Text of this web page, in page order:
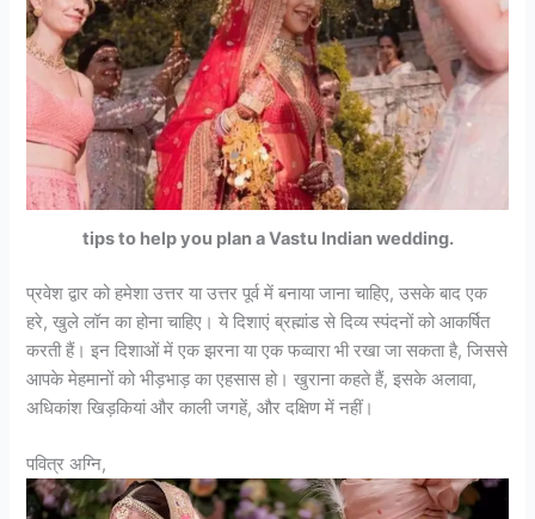
tips to help you plan a Vastu Indian wedding.
प्रवेश द्वार को हमेशा उत्तर या उत्तर पूर्व में बनाया जाना चाहिए, उसके बाद एक
हरे, खुले लॉन का होना चाहिए। ये दिशाएं ब्रह्मांड से दिव्य स्पंदनों को आकर्षित
करती हैं। इन दिशाओं में एक झरना या एक फव्वारा भी रखा जा सकता है, जिससे
आपके मेहमानों को भीड़भाड़ का एहसास हो। खुराना कहते हैं, इसके अलावा,
अधिकांश खिड़कियां और काली जगहें, और दक्षिण में नहीं।
पवित्र अग्नि,